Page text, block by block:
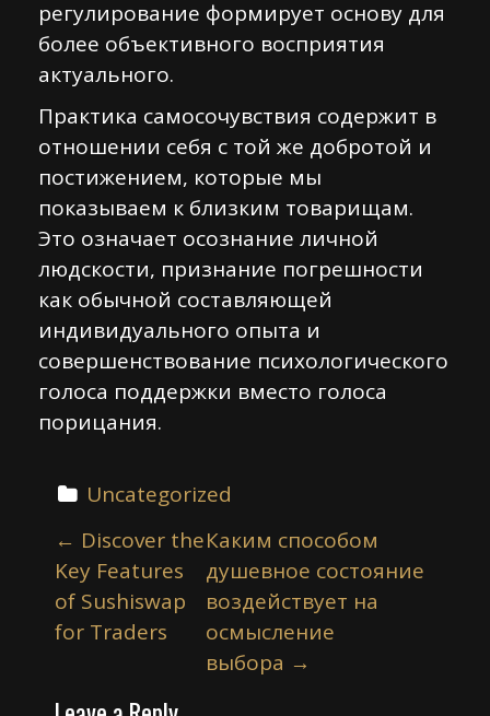
регулирование формирует основу для
более объективного восприятия
актуального.
Практика самосочувствия содержит в
отношении себя с той же добротой и
постижением, которые мы
показываем к близким товарищам.
Это означает осознание личной
людскости, признание погрешности
как обычной составляющей
индивидуального опыта и
совершенствование психологического
голоса поддержки вместо голоса
порицания.
Uncategorized
P
o
s
t
a
← Discover the
Key Features
of Sushiswap
for Traders
Каким способом
душевное состояние
воздействует на
осмысление
выбора →